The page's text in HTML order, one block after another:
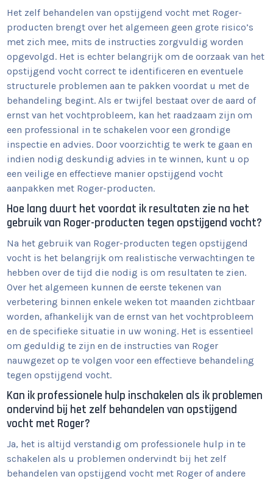
Het zelf behandelen van opstijgend vocht met Roger-
producten brengt over het algemeen geen grote risico’s
met zich mee, mits de instructies zorgvuldig worden
opgevolgd. Het is echter belangrijk om de oorzaak van het
opstijgend vocht correct te identificeren en eventuele
structurele problemen aan te pakken voordat u met de
behandeling begint. Als er twijfel bestaat over de aard of
ernst van het vochtprobleem, kan het raadzaam zijn om
een professional in te schakelen voor een grondige
inspectie en advies. Door voorzichtig te werk te gaan en
indien nodig deskundig advies in te winnen, kunt u op
een veilige en effectieve manier opstijgend vocht
aanpakken met Roger-producten.
Hoe lang duurt het voordat ik resultaten zie na het
gebruik van Roger-producten tegen opstijgend vocht?
Na het gebruik van Roger-producten tegen opstijgend
vocht is het belangrijk om realistische verwachtingen te
hebben over de tijd die nodig is om resultaten te zien.
Over het algemeen kunnen de eerste tekenen van
verbetering binnen enkele weken tot maanden zichtbaar
worden, afhankelijk van de ernst van het vochtprobleem
en de specifieke situatie in uw woning. Het is essentieel
om geduldig te zijn en de instructies van Roger
nauwgezet op te volgen voor een effectieve behandeling
tegen opstijgend vocht.
Kan ik professionele hulp inschakelen als ik problemen
ondervind bij het zelf behandelen van opstijgend
vocht met Roger?
Ja, het is altijd verstandig om professionele hulp in te
schakelen als u problemen ondervindt bij het zelf
behandelen van opstijgend vocht met Roger of andere